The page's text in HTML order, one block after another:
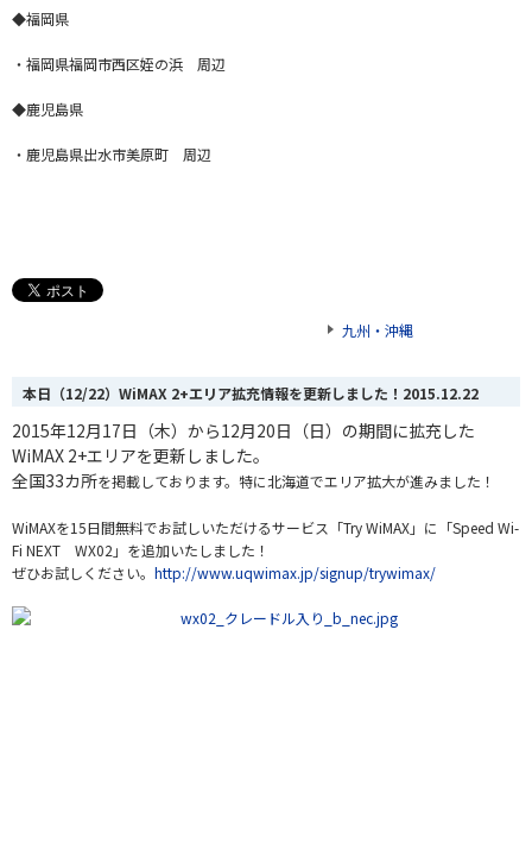
◆福岡県
・福岡県福岡市西区姪の浜 周辺
◆鹿児島県
・鹿児島県出水市美原町 周辺
九州・沖縄
本日（12/22）WiMAX 2+エリア拡充情報を更新しました！ 2015.12.22
2015年12月17日（木）から12月20日（日）の期間に拡充した
WiMAX 2+エリアを更新しました。
全国33カ所を掲載しております。特に北海道でエリア拡大が進みました！
WiMAXを15日間無料でお試しいただけるサービス「Try WiMAX」に「Speed Wi-
Fi NEXT WX02」を追加いたしました！
ぜひお試しください。 http://www.uqwimax.jp/signup/trywimax/